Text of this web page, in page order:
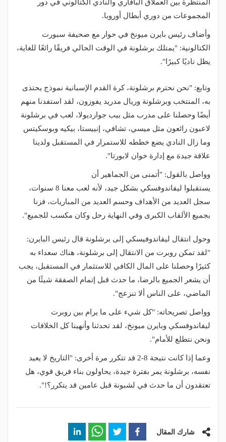
المنتظرة بين العملاق البافاري والنادي الكتالوني في دور
المجموعات من دوري أبطال أوروبا.
وأضاف رئيس بايرن ميونخ في حوار مع صحيفة سبورت
الكتالونية: "يمتلك برشلونة في الوقت الحالي فريقًا رائعًا للغاية،
يظل ناديًا كبيرًا".
وتابع: "نحن نحترم برشلونة، كرة القدم الإسبانية نموذج يحتذى
به، المنتخب وبرشلونة وريال مدريد يفوزون، لقد استفدنا منهم
أيضًا وحصلنا على مدرب مثل بيب جوارديولا، لعب في برشلونة
لاعبون رائعون مثل ميسي، تشافي، إنييستا، بيكيه وبوسكيتس
وما زال النادي يضع خططه للاستمرار في المستقبل ولدينا
علاقة جيدة مع إدارة خوان لابورتا".
وواصل بالقول: "أتمنى من الجماهير أن
يستقبلوا ليفاندوفسكي بشكل جيد، لأنه لعب معنا 8 سنوات،
سجل العديد من الأهداف وحسم العديد من المباريات، فزنا
بجميع الألقاب الكبرى وفي النهاية رحل وكان مكسب للجميع".
وحول انتقال ليفاندوفيسكي إلى برشلونة قال رئيس البايرن:
"لقد تمكن روبرت من الانتقال إلى برشلونة، هناك سعداء به
كثيرًا وحصلنا على المال الكافي للاستثمار في المستقبل، يجب
أن يشعر الجميع بالرضا، ما حدث قبل إتمام الصفقة شيئًا من
الماضي، على الناس ألا تنزعج".
وواصل تصريحاته: "كل شيء على ما يرام بين روبرت
ليفاندوفسكي وبايرن ميونخ، لقد تحدثنا وأنهينا كل الخلافات
ونحن نتطلع للأمام".
وعما إذا كانت نتيجة 8-2 قد تتكرر مرة أخرى: "التاريخ لا يعيد
نفسه، برشلونة يمر بفترة جيدة، يحاولون بناء فريق قوي، هل
تعتقدون أن ما حدث في لشبونة قبل عامين قد يتكرر؟!".
شارك المقال